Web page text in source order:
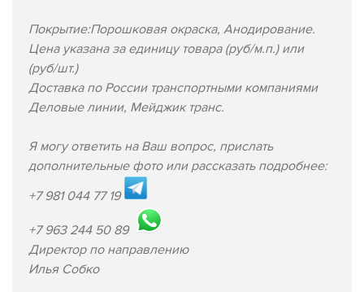
Покрытие:Порошковая окраска, Анодирование.
Цена указана за единицу товара (руб/м.п.) или
(руб/шт.)
Доставка по России транспортными компаниями
Деловые линии, Мейджик транс.
Я могу ответить на Ваш вопрос, прислать
дополнительные фото или рассказать подробнее:
+7 981 044 77 19
+7 963 244 50 89
Директор по направлению
Илья Собко